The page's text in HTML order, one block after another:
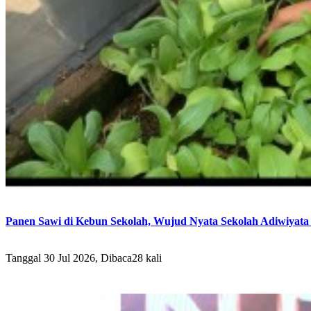
Panen Sawi di Kebun Sekolah, Wujud Nyata Sekolah Adiwiyata
Tanggal 30 Jul 2026, Dibaca28 kali